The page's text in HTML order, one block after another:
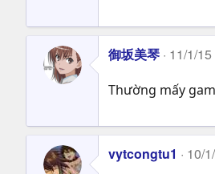
御坂美琴 11/1/15
Thường mấy
vytcongtu1 10/